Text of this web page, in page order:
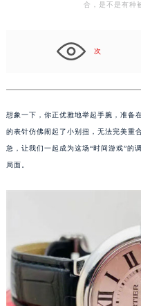
合，是不是有种
次
想象一下，你正优雅地举起手腕，准备
的表针仿佛闹起了小别扭，无法完美重
急，让我们一起成为这场“时间游戏”的
局面。